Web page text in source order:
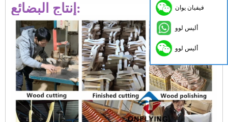
إنتاج البضائع: فيفيان يوان
أليس لوو
أليس لوو